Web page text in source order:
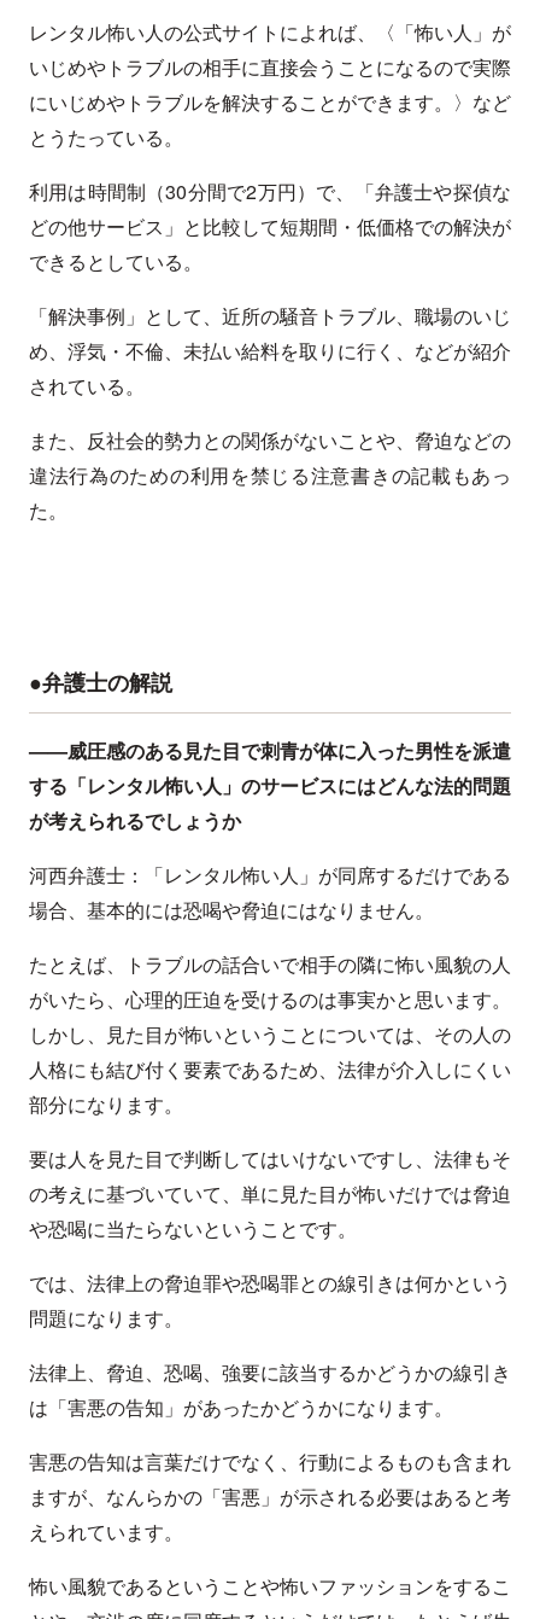
レンタル怖い人の公式サイトによれば、〈「怖い人」が
いじめやトラブルの相手に直接会うことになるので実際
にいじめやトラブルを解決することができます。〉など
とうたっている。
利用は時間制（30分間で2万円）で、「弁護士や探偵な
どの他サービス」と比較して短期間・低価格での解決が
できるとしている。
「解決事例」として、近所の騒音トラブル、職場のいじ
め、浮気・不倫、未払い給料を取りに行く、などが紹介
されている。
また、反社会的勢力との関係がないことや、脅迫などの
違法行為のための利用を禁じる注意書きの記載もあっ
た。
●弁護士の解説
——威圧感のある見た目で刺青が体に入った男性を派遣
する「レンタル怖い人」のサービスにはどんな法的問題
が考えられるでしょうか
河西弁護士：「レンタル怖い人」が同席するだけである
場合、基本的には恐喝や脅迫にはなりません。
たとえば、トラブルの話合いで相手の隣に怖い風貌の人
がいたら、心理的圧迫を受けるのは事実かと思います。
しかし、見た目が怖いということについては、その人の
人格にも結び付く要素であるため、法律が介入しにくい
部分になります。
要は人を見た目で判断してはいけないですし、法律もそ
の考えに基づいていて、単に見た目が怖いだけでは脅迫
や恐喝に当たらないということです。
では、法律上の脅迫罪や恐喝罪との線引きは何かという
問題になります。
法律上、脅迫、恐喝、強要に該当するかどうかの線引き
は「害悪の告知」があったかどうかになります。
害悪の告知は言葉だけでなく、行動によるものも含まれ
ますが、なんらかの「害悪」が示される必要はあると考
えられています。
怖い風貌であるということや怖いファッションをするこ